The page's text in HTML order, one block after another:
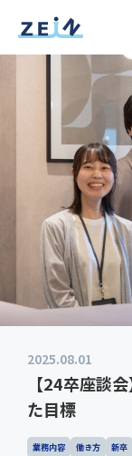
2025.08.01
【24卒座談
た目標
業務内容 働き方 新卒